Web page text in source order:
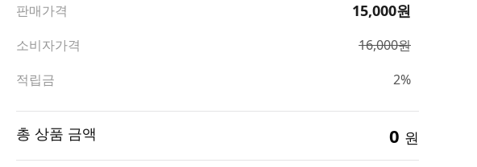
판매가격 15,000원
소비자가격
16,000원
적립금
2%
총 상품 금액 0 원